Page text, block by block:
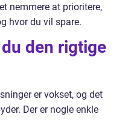
nemmere at prioritere,
hvor du vil spare.
den rigtige
er vokset, og det
Der er nogle enkle